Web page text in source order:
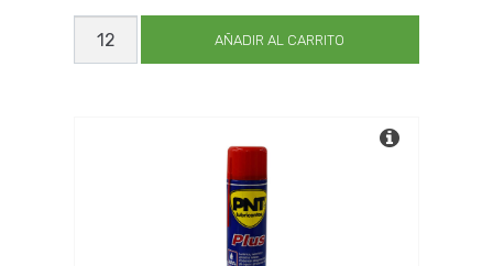
GRASA
LITIO
250GR
AÑADIR AL CARRITO